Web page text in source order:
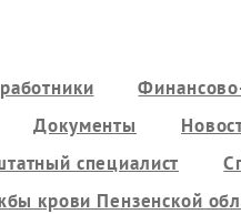
Документы
специалист
крови Пензенской